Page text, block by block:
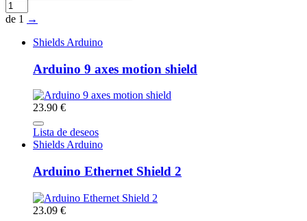
de 1 →
Shields Arduino
Arduino 9 axes motion shield
23.90 €
Lista de deseos
Shields Arduino
Arduino Ethernet Shield 2
23.09 €